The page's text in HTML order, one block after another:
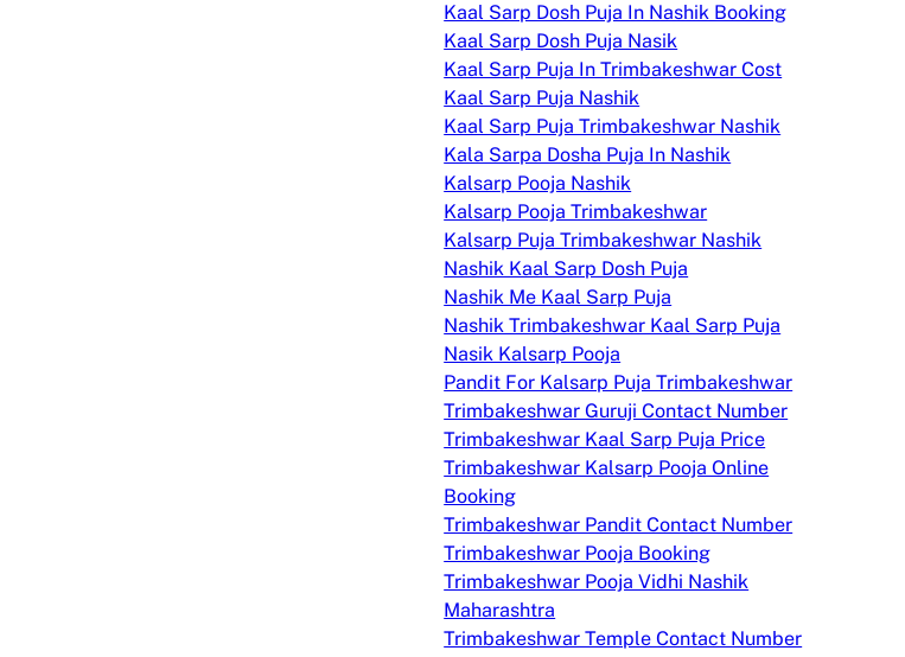
Kaal Sarp Dosh Puja In Nashik Booking
Kaal Sarp Dosh Puja Nasik
Kaal Sarp Puja In Trimbakeshwar Cost
Kaal Sarp Puja Nashik
Kaal Sarp Puja Trimbakeshwar Nashik
Kala Sarpa Dosha Puja In Nashik
Kalsarp Pooja Nashik
Kalsarp Pooja Trimbakeshwar
Kalsarp Puja Trimbakeshwar Nashik
Nashik Kaal Sarp Dosh Puja
Nashik Me Kaal Sarp Puja
Nashik Trimbakeshwar Kaal Sarp Puja
Nasik Kalsarp Pooja
Pandit For Kalsarp Puja Trimbakeshwar
Trimbakeshwar Guruji Contact Number
Trimbakeshwar Kaal Sarp Puja Price
Trimbakeshwar Kalsarp Pooja Online
Booking
Trimbakeshwar Pandit Contact Number
Trimbakeshwar Pooja Booking
Trimbakeshwar Pooja Vidhi Nashik
Maharashtra
Trimbakeshwar Temple Contact Number